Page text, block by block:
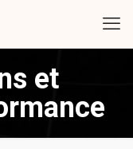
et